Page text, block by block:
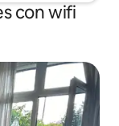
con wifi